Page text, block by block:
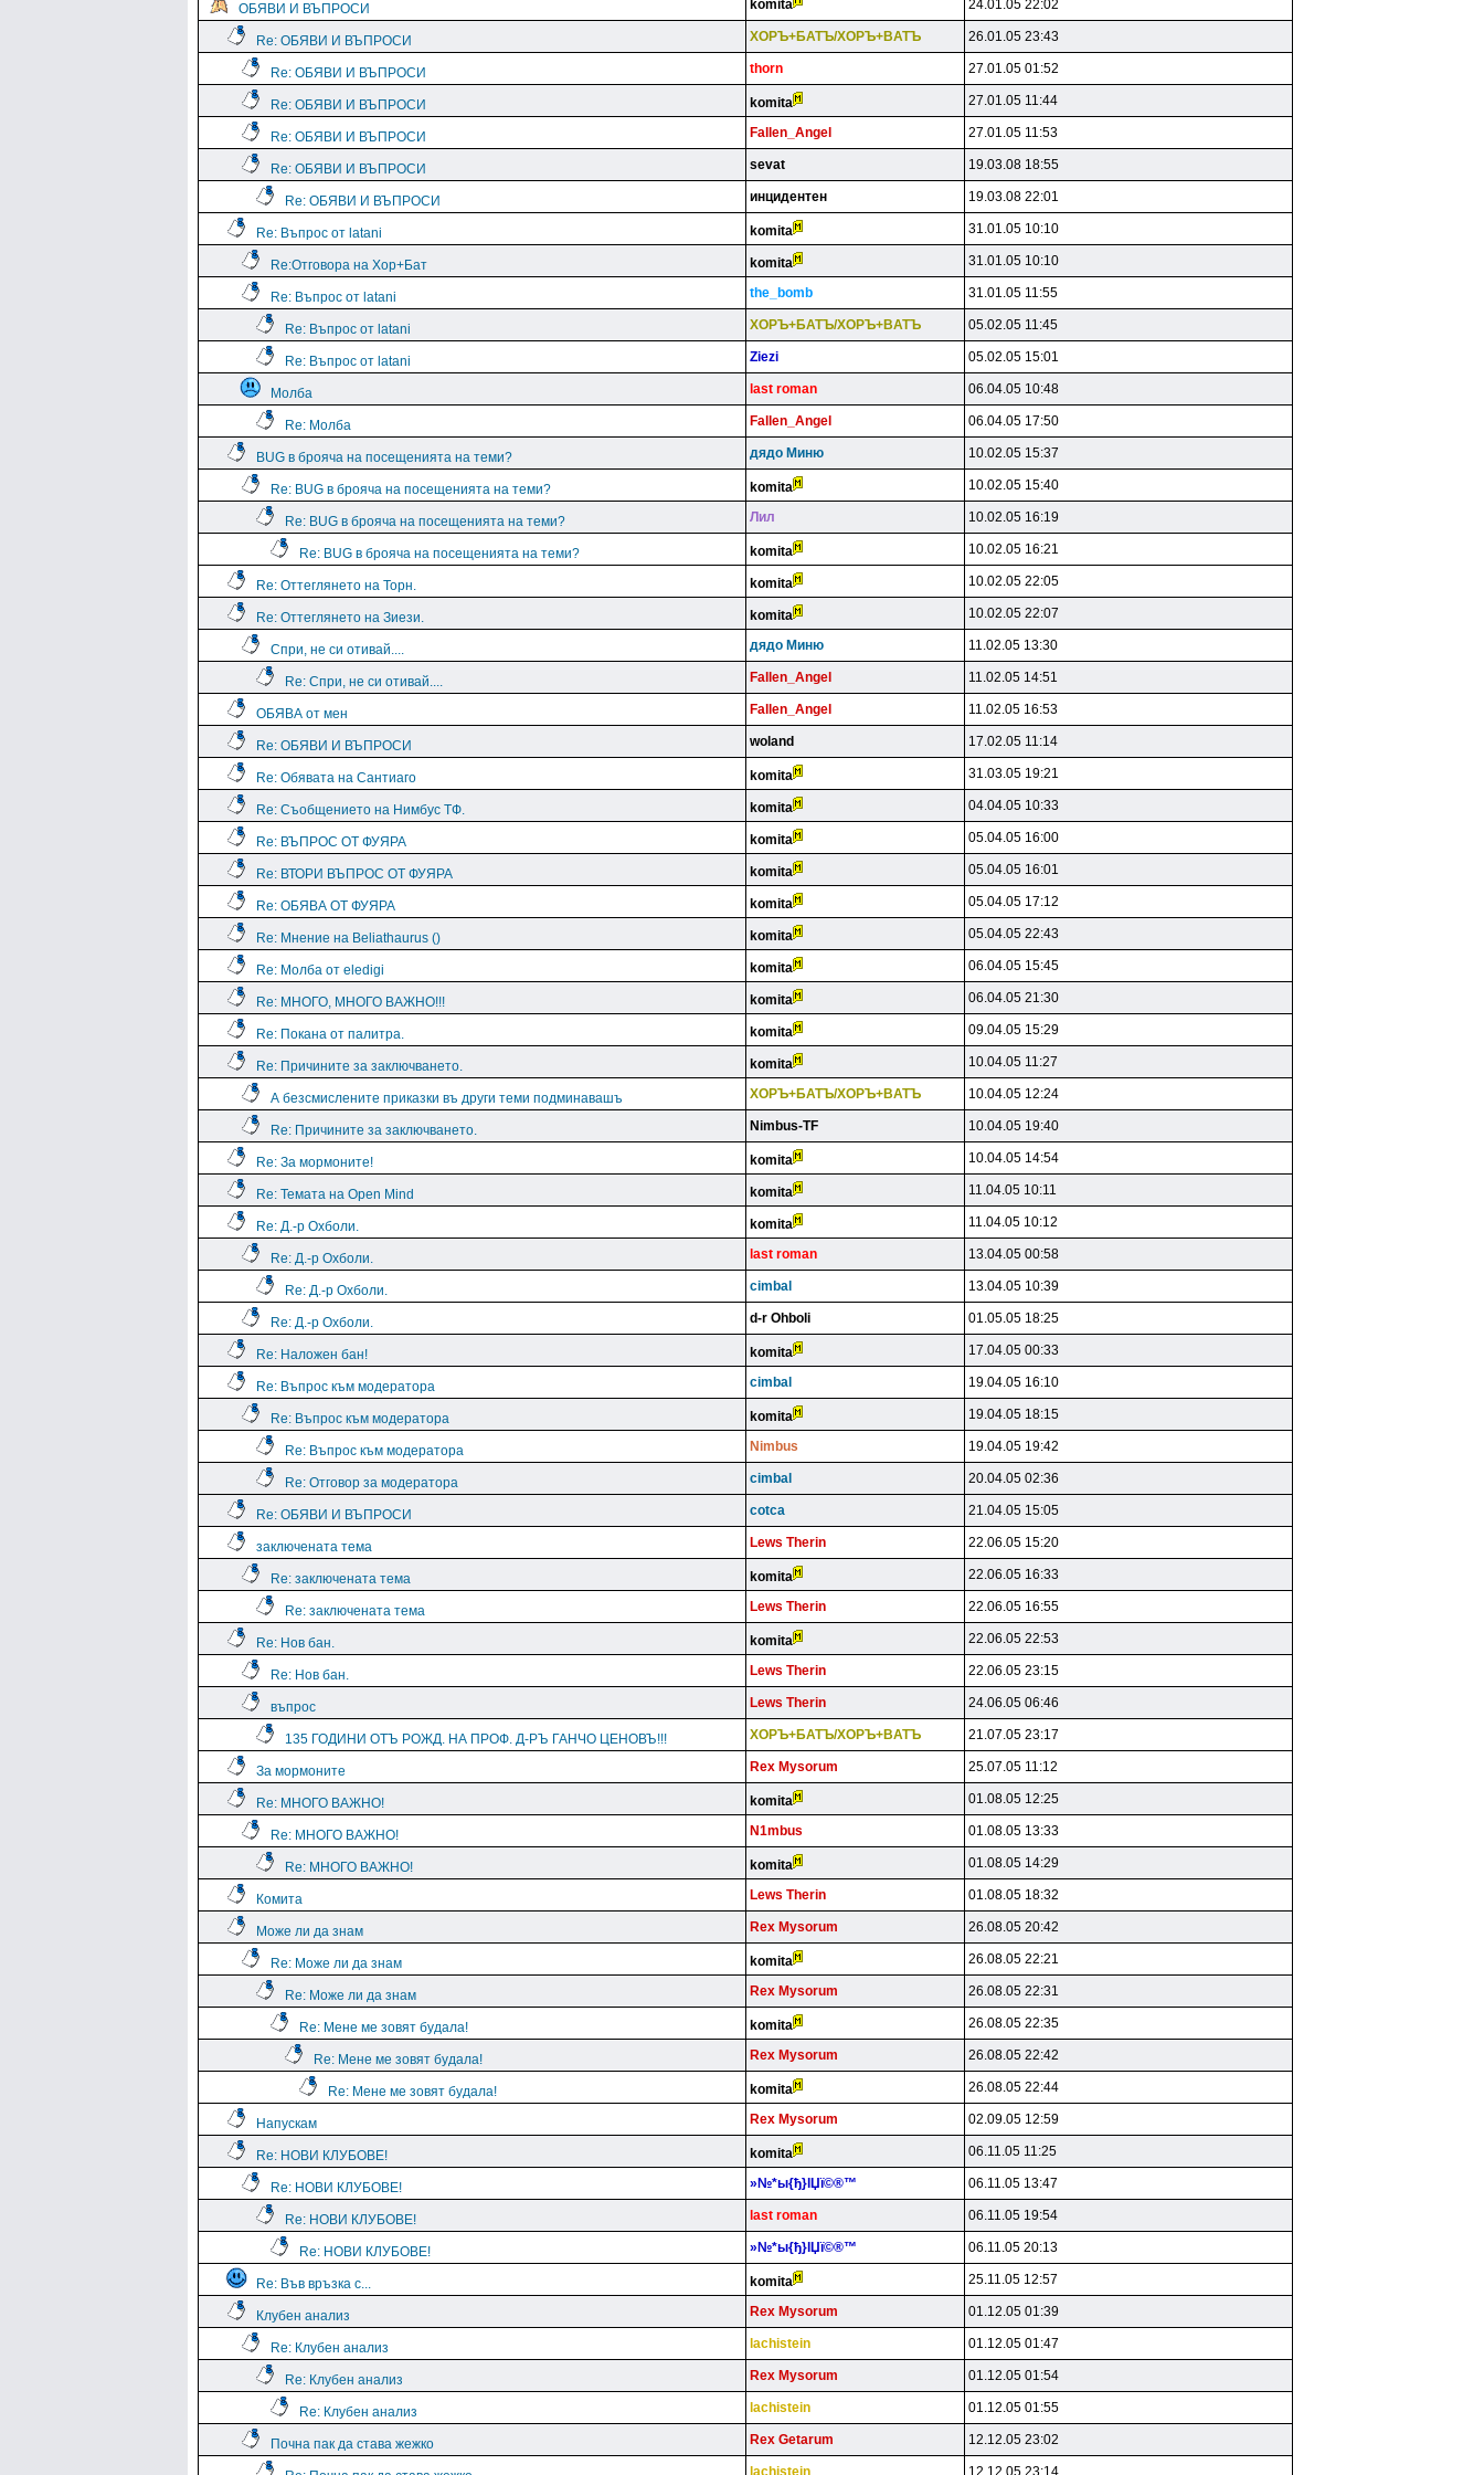
ОБЯВИ И ВЪПРОСИ komita 24.01.05 22:02
Re: ОБЯВИ И ВЪПРОСИ XOPЪ+БATЪ/XOPЪ+BATЪ 26.01.05 23:43
Re: ОБЯВИ И ВЪПРОСИ thorn 27.01.05 01:52
Re: ОБЯВИ И ВЪПРОСИ komita 27.01.05 11:44
Re: ОБЯВИ И ВЪПРОСИ Fallen_Angel 27.01.05 11:53
Re: ОБЯВИ И ВЪПРОСИ sevat 19.03.08 18:55
Re: ОБЯВИ И ВЪПРОСИ инцидeнтeн 19.03.08 22:01
Re: Въпрос от latani komita 31.01.05 10:10
Re:Отговора на Хор+Бат komita 31.01.05 10:10
Re: Въпрос от latani the_bomb 31.01.05 11:55
Re: Въпрос от latani XOPЪ+БATЪ/XOPЪ+BATЪ 05.02.05 11:45
Re: Въпрос от latani Ziezi 05.02.05 15:01
Молба last roman 06.04.05 10:48
Re: Молба Fallen_Angel 06.04.05 17:50
BUG в брояча на посещенията на теми? дядo Mиню 10.02.05 15:37
Re: BUG в брояча на посещенията на теми? komita 10.02.05 15:40
Re: BUG в брояча на посещенията на теми? Лил 10.02.05 16:19
Re: BUG в брояча на посещенията на теми? komita 10.02.05 16:21
Re: Оттеглянето на Торн. komita 10.02.05 22:05
Re: Оттеглянето на Зиези. komita 10.02.05 22:07
Спри, не си отивай.... дядo Mиню 11.02.05 13:30
Re: Спри, не си отивай.... Fallen_Angel 11.02.05 14:51
ОБЯВА от мен Fallen_Angel 11.02.05 16:53
Re: ОБЯВИ И ВЪПРОСИ woland 17.02.05 11:14
Re: Обявата на Сантиаго komita 31.03.05 19:21
Re: Съобщението на Нимбус ТФ. komita 04.04.05 10:33
Re: ВЪПРОС ОТ ФУЯРА komita 05.04.05 16:00
Re: ВТОРИ ВЪПРОС ОТ ФУЯРА komita 05.04.05 16:01
Re: ОБЯВА ОТ ФУЯРА komita 05.04.05 17:12
Re: Мнение на Beliathaurus () komita 05.04.05 22:43
Re: Молба от eledigi komita 06.04.05 15:45
Re: МНОГО, МНОГО ВАЖНО!!! komita 06.04.05 21:30
Re: Покана от палитра. komita 09.04.05 15:29
Re: Причините за заключването. komita 10.04.05 11:27
А безсмислените приказки въ други теми подминавашъ XOPЪ+БATЪ/XOPЪ+BATЪ 10.04.05 12:24
Re: Причините за заключването. Nimbus-TF 10.04.05 19:40
Re: За мормоните! komita 10.04.05 14:54
Re: Темата на Open Mind komita 11.04.05 10:11
Re: Д.-р Охболи. komita 11.04.05 10:12
Re: Д.-р Охболи. last roman 13.04.05 00:58
Re: Д.-р Охболи. cimbal 13.04.05 10:39
Re: Д.-р Охболи. d-r Ohboli 01.05.05 18:25
Re: Наложен бан! komita 17.04.05 00:33
Re: Въпрос към модератора cimbal 19.04.05 16:10
Re: Въпрос към модератора komita 19.04.05 18:15
Re: Въпрос към модератора Nimbus 19.04.05 19:42
Re: Отговор за модератора cimbal 20.04.05 02:36
Re: ОБЯВИ И ВЪПРОСИ cotca 21.04.05 15:05
заключената тема Lews Therin 22.06.05 15:20
Re: заключената тема komita 22.06.05 16:33
Re: заключената тема Lews Therin 22.06.05 16:55
Re: Нов бан. komita 22.06.05 22:53
Re: Нов бан. Lews Therin 22.06.05 23:15
въпрос Lews Therin 24.06.05 06:46
135 ГОДИНИ ОТЪ РОЖД. НА ПРОФ. Д-РЪ ГАНЧО ЦЕНОВЪ!!! XOPЪ+БATЪ/XOPЪ+BATЪ 21.07.05 23:17
За мормоните Rex Mysorum 25.07.05 11:12
Re: МНОГО ВАЖНО! komita 01.08.05 12:25
Re: МНОГО ВАЖНО! N1mbus 01.08.05 13:33
Re: МНОГО ВАЖНО! komita 01.08.05 14:29
Комита Lews Therin 01.08.05 18:32
Може ли да знам Rex Mysorum 26.08.05 20:42
Re: Може ли да знам komita 26.08.05 22:21
Re: Може ли да знам Rex Mysorum 26.08.05 22:31
Re: Мене ме зовят будала! komita 26.08.05 22:35
Re: Мене ме зовят будала! Rex Mysorum 26.08.05 22:42
Re: Мене ме зовят будала! komita 26.08.05 22:44
Напускам Rex Mysorum 02.09.05 12:59
Re: НОВИ КЛУБОВЕ! komita 06.11.05 11:25
Re: НОВИ КЛУБОВЕ! »№*ы{ђ}lЏї©®™ 06.11.05 13:47
Re: НОВИ КЛУБОВЕ! last roman 06.11.05 19:54
Re: НОВИ КЛУБОВЕ! »№*ы{ђ}lЏї©®™ 06.11.05 20:13
Re: Във връзка с... komita 25.11.05 12:57
Клубен анализ Rex Mysorum 01.12.05 01:39
Re: Клубен анализ lachistein 01.12.05 01:47
Re: Клубен анализ Rex Mysorum 01.12.05 01:54
Re: Клубен анализ lachistein 01.12.05 01:55
Почна пак да става жежко Rex Getarum 12.12.05 23:02
lachistein 12.12.05 23:14